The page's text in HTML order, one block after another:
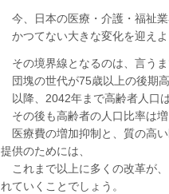
今、日本の医療・介護・福祉
かつてない大きな変化を迎え
その境界線となるのは、言う
団塊の世代が75歳以上の後期
以降、2042年まで高齢者人口
その後も高齢者の人口比率は
医療費の増加抑制と、質の高
提供のためには、
これまで以上に多くの改革が
れていくことでしょう。